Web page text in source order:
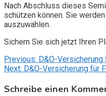
Nach Abschluss dieses
schützen können. Sie
auszuwählen.
Sichern Sie sich jetzt Ihren
Previous: D&O-
Next: D&O-Versicherung für
Schreibe einen